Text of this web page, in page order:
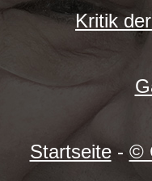
Kritik
Startseite- ©